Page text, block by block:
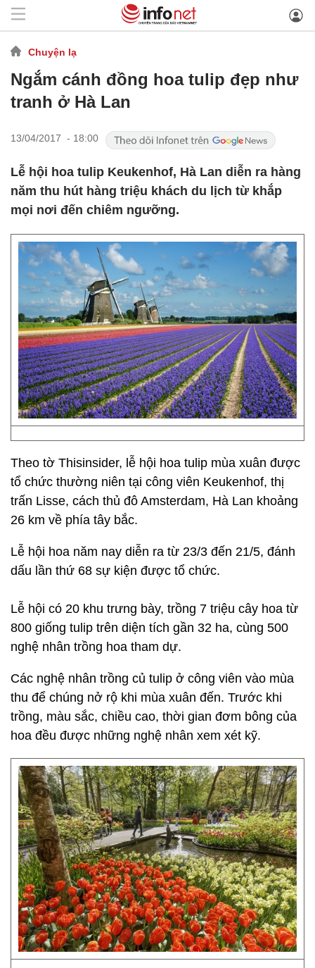
Chuyện lạ
Ngắm cánh đồng hoa tulip đẹp như
tranh ở Hà Lan
13/04/2017 - 18:00
Lễ hội hoa tulip Keukenhof, Hà Lan diễn ra hàng
năm thu hút hàng triệu khách du lịch từ khắp
mọi nơi đến chiêm ngưỡng.
Theo tờ Thisinsider, lễ hội hoa tulip mùa xuân được
tổ chức thường niên tại công viên Keukenhof, thị
trấn Lisse, cách thủ đô Amsterdam, Hà Lan khoảng
26 km về phía tây bắc.
Lễ hội hoa năm nay diễn ra từ 23/3 đến 21/5, đánh
dấu lần thứ 68 sự kiện được tổ chức.
Lễ hội có 20 khu trưng bày, trồng 7 triệu cây hoa từ
800 giống tulip trên diện tích gần 32 ha, cùng 500
nghệ nhân trồng hoa tham dự.
Các nghệ nhân trồng củ tulip ở công viên vào mùa
thu để chúng nở rộ khi mùa xuân đến. Trước khi
trồng, màu sắc, chiều cao, thời gian đơm bông của
hoa đều được những nghệ nhân xem xét kỹ.